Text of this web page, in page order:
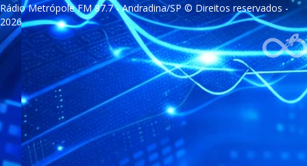
Rádio Metrópole FM 87.7 - Andradina/SP © Direitos reservados -
2026